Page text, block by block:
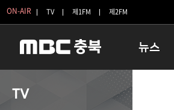
ON-AIR TV 제1FM 제2FM
뉴스
TV